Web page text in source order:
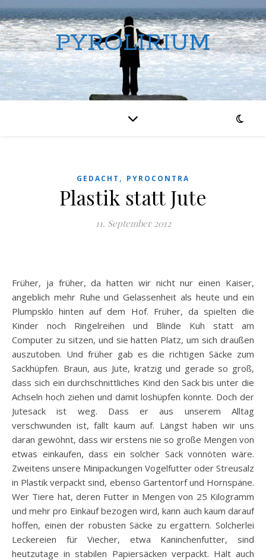
PYROLIRIUM
GEDACHT , PYROCONTRA
Plastik statt Jute
11. September 2012
Früher, ja früher, da hatten wir nicht nur einen Kaiser,
angeblich mehr Ruhe und Gelassenheit als heute und ein
Plumpsklo hinten auf dem Hof. Früher, da spielten die
Kinder noch Ringelreihen und Blinde Kuh statt am
Computer zu sitzen, und sie hatten Platz, um sich draußen
auszutoben. Und früher gab es die richtigen Säcke zum
Sackhüpfen. Braun, aus Jute, kratzig und gerade so groß,
dass sich ein durchschnittliches Kind den Sack bis unter die
Achseln hoch ziehen und damit loshüpfen konnte. Doch der
Jutesack ist weg. Dass er aus unserem Alltag
verschwunden ist, fällt kaum auf. Längst haben wir uns
daran gewöhnt, dass wir erstens nie so große Mengen von
etwas einkaufen, dass ein solcher Sack vonnöten wäre.
Zweitens unsere Minipackungen Vogelfutter oder Streusalz
in Plastik verpackt sind, ebenso Gartentorf und Hornspäne.
Wer Tiere hat, deren Futter in Mengen von 25 Kilogramm
und mehr pro Einkauf bezogen wird, kann auch kaum darauf
hoffen, einen der robusten Säcke zu ergattern. Solcherlei
Leckereien für Viecher, etwa Kaninchenfutter, sind
heutzutage in stabilen Papiersäcken verpackt. Hält auch